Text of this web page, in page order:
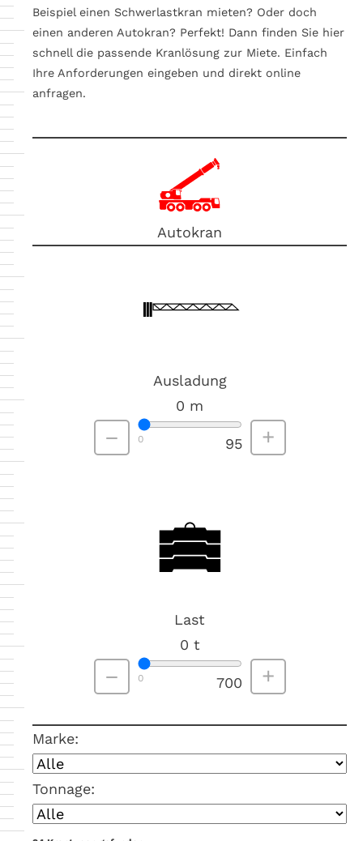
Beispiel einen Schwerlastkran mieten? Oder doch
einen anderen Autokran? Perfekt! Dann finden Sie hier
schnell die passende Kranlösung zur Miete. Einfach
Ihre Anforderungen eingeben und direkt online
anfragen.
Autokran
Ausladung
0 m
– 0 95 +
Last
0 t
– 0 700 +
Marke:
Tonnage: